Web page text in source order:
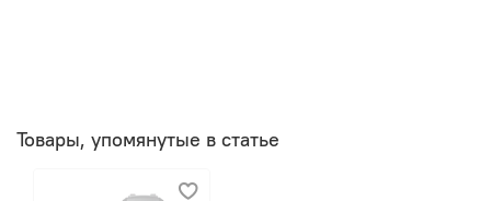
Товары, упомянутые в статье